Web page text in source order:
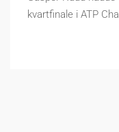
kvartfinale i ATP